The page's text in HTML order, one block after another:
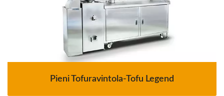
Pieni Tofuravintola-Tofu Legend